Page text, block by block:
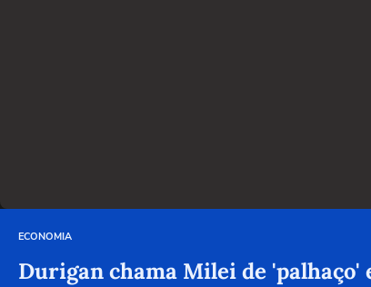
ECONOMIA
Durigan chama Milei de